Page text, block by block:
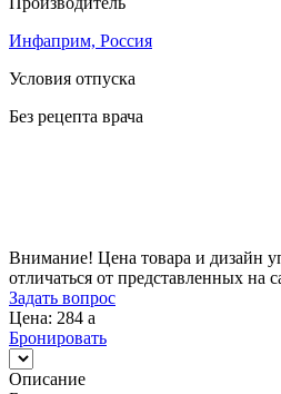
Инфаприм, Россия
Условия отпуска
Без рецепта врача
Внимание! Цена товара и дизайн
отличаться от представленных на
Задать вопрос
Цена: 284 a
Бронировать
Описание